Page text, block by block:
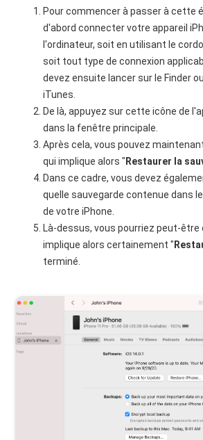
Pour commencer à passer à cette
d'abord connecter votre appareil
l'ordinateur, soit en utilisant le
soit tout type de connexion
devez ensuite lancer sur le Finder
iTunes.
De là, appuyez sur cette icône de
dans la fenêtre principale.
Après cela, vous pouvez
qui implique alors " Restaurer la
Dans ce cadre, vous devez
quelle sauvegarde contenue dans
de votre iPhone.
Là-dessus, vous pourriez peut-être
implique alors certainement "
terminé.